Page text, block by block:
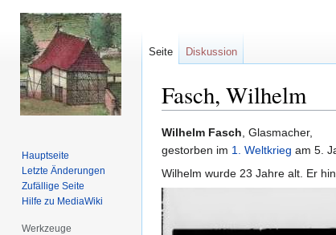
Fasch, Wilhelm
Zur
Navigation
springen
Zur
Suche
springen
Wilhelm Fasch, Glasmacher,
gestorben im 1. Weltkrieg am 5.
Wilhelm wurde 23 Jahre alt. Er
Seite Diskussion
Hauptseite
Letzte Änderungen
Zufällige Seite
Hilfe zu MediaWiki
Werkzeuge